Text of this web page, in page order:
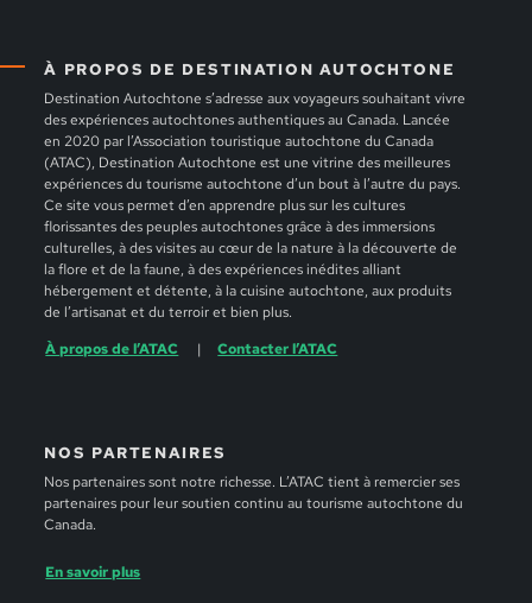
À PROPOS DE DESTINATION AUTOCHTONE
Destination Autochtone s’adresse aux voyageurs souhaitant vivre
des expériences autochtones authentiques au Canada. Lancée
en 2020 par l’Association touristique autochtone du Canada
(ATAC), Destination Autochtone est une vitrine des meilleures
expériences du tourisme autochtone d’un bout à l’autre du pays.
Ce site vous permet d’en apprendre plus sur les cultures
florissantes des peuples autochtones grâce à des immersions
culturelles, à des visites au cœur de la nature à la découverte de
la flore et de la faune, à des expériences inédites alliant
hébergement et détente, à la cuisine autochtone, aux produits
de l’artisanat et du terroir et bien plus.
À propos de l’ATAC
Contacter l’ATAC
NOS PARTENAIRES
Nos partenaires sont notre richesse. L’ATAC tient à remercier ses
partenaires pour leur soutien continu au tourisme autochtone du
Canada.
En savoir plus